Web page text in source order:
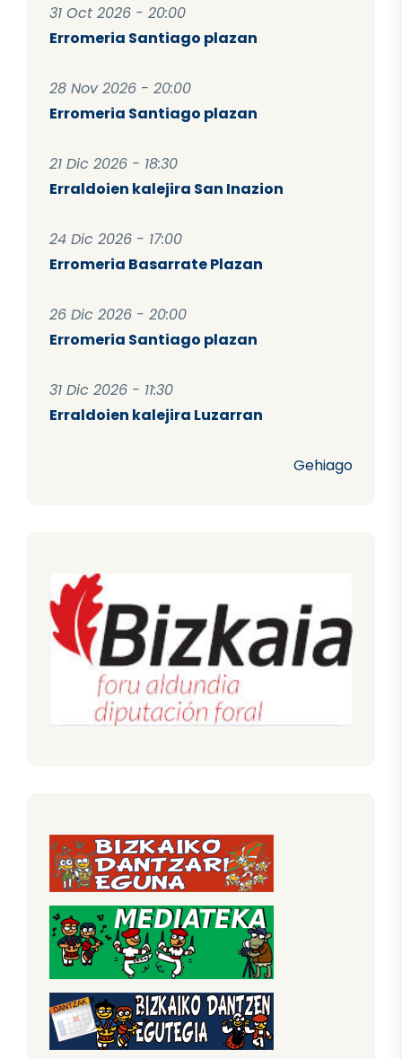
31 Oct 2026 - 20:00
Erromeria Santiago plazan
28 Nov 2026 - 20:00
Erromeria Santiago plazan
21 Dic 2026 - 18:30
Erraldoien kalejira San Inazion
24 Dic 2026 - 17:00
Erromeria Basarrate Plazan
26 Dic 2026 - 20:00
Erromeria Santiago plazan
31 Dic 2026 - 11:30
Erraldoien kalejira Luzarran
Gehiago